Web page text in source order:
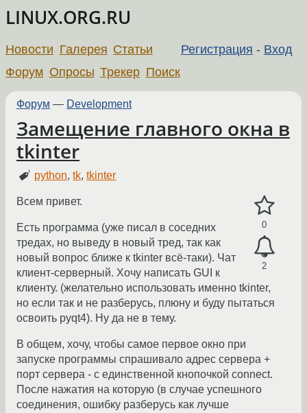
LINUX.ORG.RU
Регистрация - Вход
Новости Галерея Статьи
Форум Опросы Трекер Поиск
Форум — Development
Замещение главного окна в
tkinter
python,tk,tkinter
0
2
Всем привет.
Есть программа (уже писал в соседних
тредах, но выведу в новый тред, так как
новый вопрос ближе к tkinter всё-таки). Чат
клиент-серверный. Хочу написать GUI к
клиенту. (желательно использовать именно tkinter,
но если так и не разберусь, плюну и буду пытаться
освоить pyqt4). Ну да не в тему.
В общем, хочу, чтобы самое первое окно при
запуске программы спрашивало адрес сервера +
порт сервера - с единственной кнопочкой connect.
После нажатия на которую (в случае успешного
соединения, ошибку разберусь как лучше